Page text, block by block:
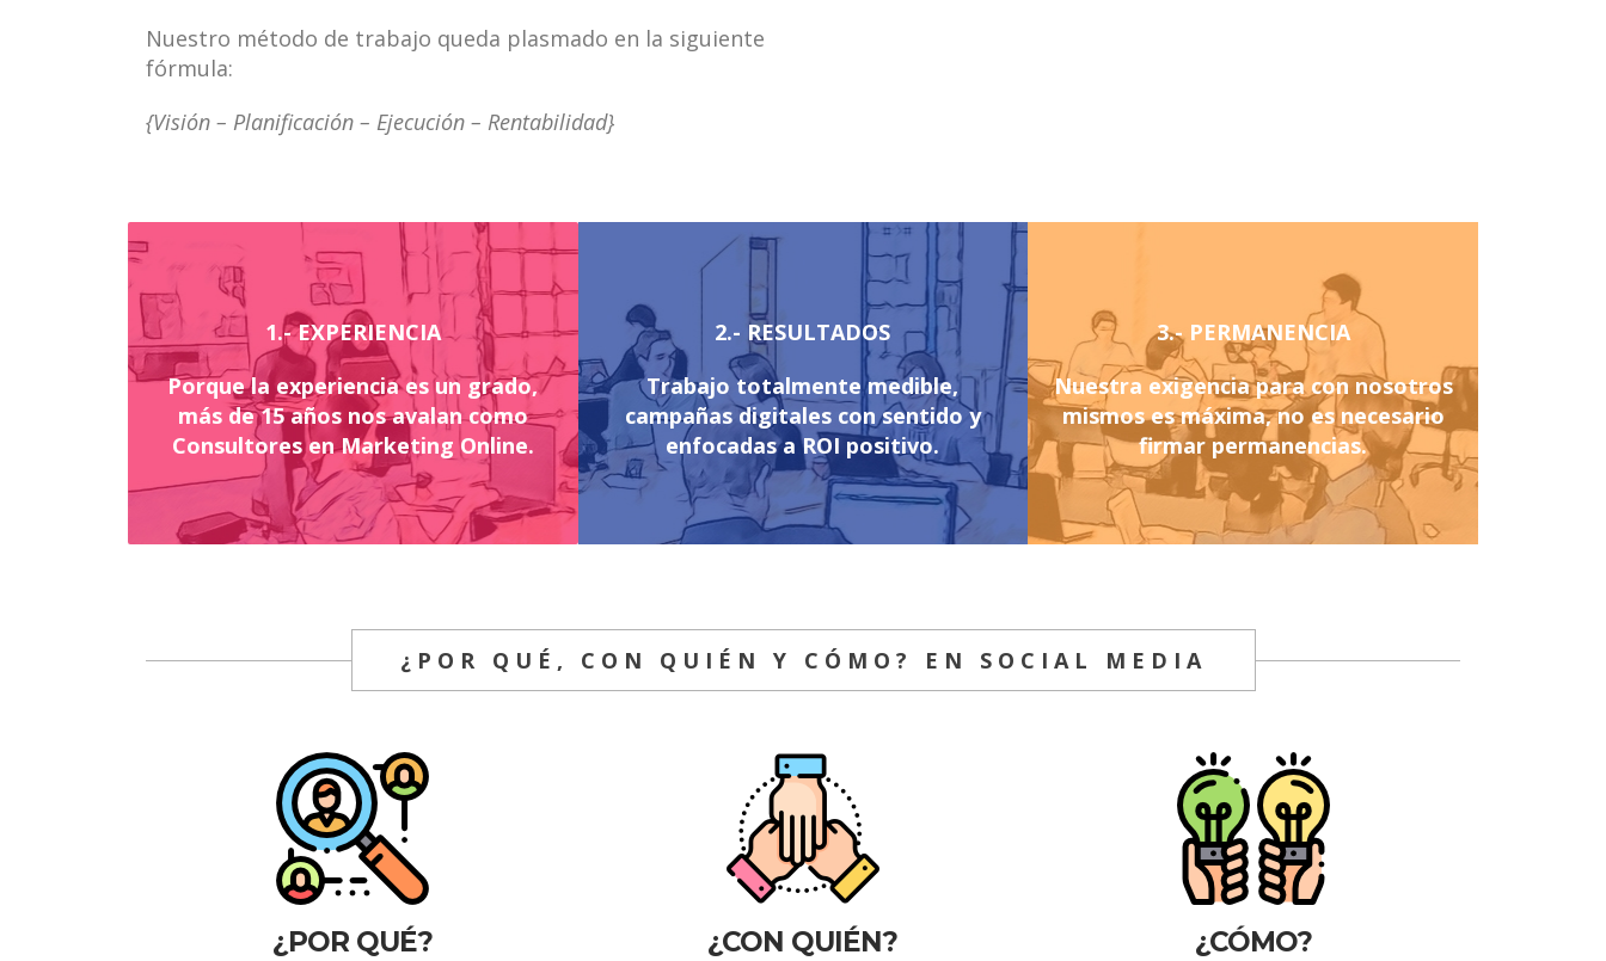
Nuestro método de trabajo queda plasmado en la siguiente
fórmula:
{Visión – Planificación – Ejecución – Rentabilidad}
1.- EXPERIENCIA
Porque la experiencia es un grado,
más de 15 años nos avalan como
Consultores en Marketing Online.
2.- RESULTADOS
Trabajo totalmente medible,
campañas digitales con sentido y
enfocadas a ROI positivo.
3.- PERMANENCIA
Nuestra exigencia para con nosotros
mismos es máxima, no es necesario
firmar permanencias.
¿POR QUÉ, CON QUIÉN Y CÓMO? EN SOCIAL MEDIA
¿POR QUÉ? ¿CON QUIÉN? ¿CÓMO?